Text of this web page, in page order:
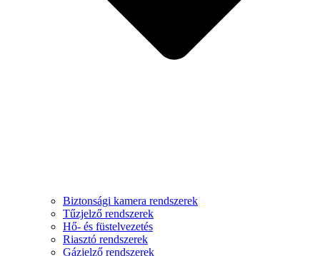
Biztonsági kamera rendszerek
Tűzjelző rendszerek
Hő- és füstelvezetés
Riasztó rendszerek
Gázjelző rendszerek